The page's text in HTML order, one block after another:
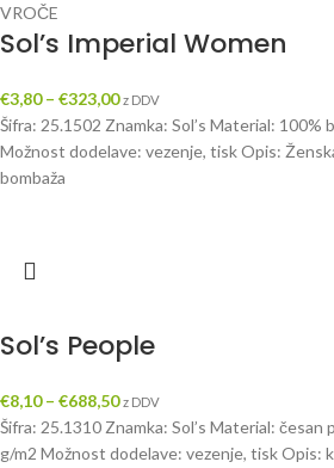
VROČE
Sol’s Imperial Women
€3,80 – €323,00 z DDV
Šifra: 25.1502 Znamka: Sol’s Material: 100%
Možnost dodelave: vezenje, tisk Opis:
bombaža
Sol’s People
€8,10 – €688,50 z DDV
Šifra: 25.1310 Znamka: Sol’s Material: česan
g/m2 Možnost dodelave: vezenje, tisk Opis: